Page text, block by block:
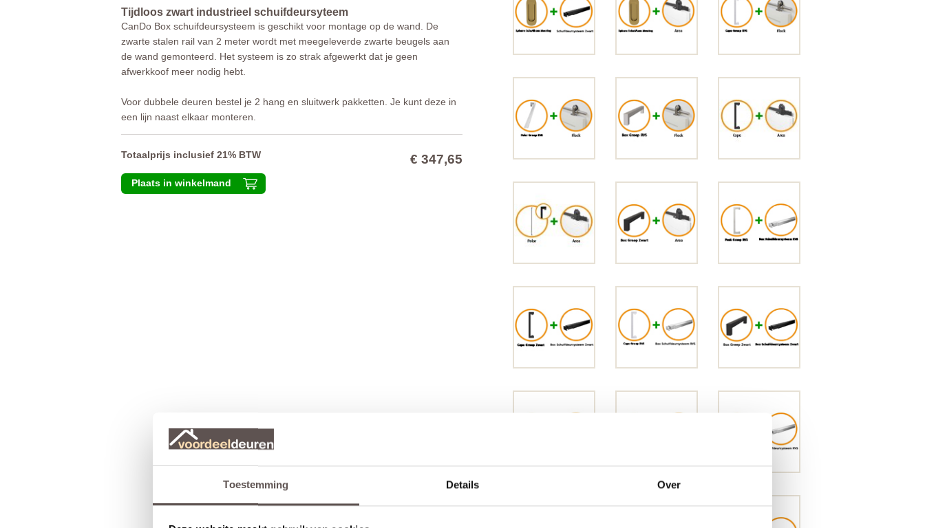
Toestemming Details Over
Tijdloos zwart industrieel schuifdeursyteem
CanDo Box schuifdeursysteem is geschikt voor montage op de wand. De
zwarte stalen rail van 2 meter wordt met meegeleverde zwarte beugels aan
de wand gemonteerd. Het systeem is zo strak afgewerkt dat je geen
afwerkkoof meer nodig hebt.
Voor dubbele deuren bestel je 2 hang en sluitwerk pakketten. Je kunt deze in
een lijn naast elkaar monteren.
Totaalprijs inclusief 21% BTW € 347,65
Plaats in winkelmand